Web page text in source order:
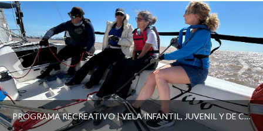
PROGRAMA RECREATIVO | VELA INFANTIL, JUVENIL Y DE CRUCERO 2026